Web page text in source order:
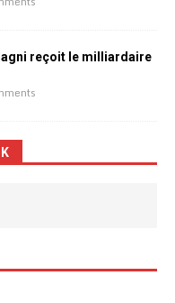
reçoit le milliardaire